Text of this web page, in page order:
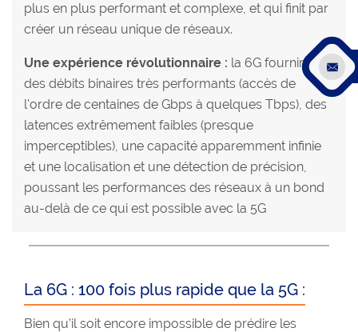
plus en plus performant et complexe, et qui finit par
créer un réseau unique de réseaux.
Une expérience révolutionnaire : la 6G fournira
des débits binaires très performants (accès de
l'ordre de centaines de Gbps à quelques Tbps), des
latences extrêmement faibles (presque
imperceptibles), une capacité apparemment infinie
et une localisation et une détection de précision,
poussant les performances des réseaux à un bond
au-delà de ce qui est possible avec la 5G
La 6G : 100 fois plus rapide que la 5G :
Bien qu’il soit encore impossible de prédire les